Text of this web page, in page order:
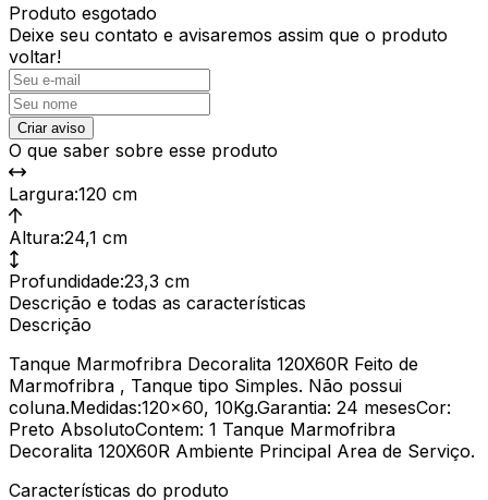
Produto esgotado
Deixe seu contato e avisaremos assim que o produto
voltar!
Criar aviso
O que saber sobre esse produto
Largura:120 cm
Altura:24,1 cm
Profundidade:23,3 cm
Descrição e todas as características
Descrição
Tanque Marmofribra Decoralita 120X60R Feito de
Marmofribra , Tanque tipo Simples. Não possui
coluna.Medidas:120x60, 10Kg.Garantia: 24 mesesCor:
Preto AbsolutoContem: 1 Tanque Marmofribra
Decoralita 120X60R Ambiente Principal Area de Serviço.
Características do produto